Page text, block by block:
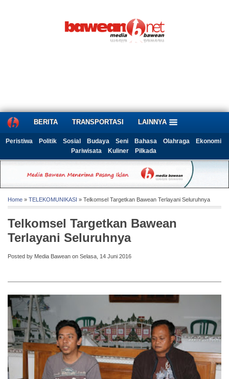
BERITA TRANSPORTASI LAINNYA
Peristiwa Politik Sosial Budaya Seni Bahasa Olahraga
Ekonomi
Pariwisata
Kuliner Pilkada
Home » TELEKOMUNIKASI » Telkomsel Targetkan Bawean Terlayani Seluruhnya
Telkomsel Targetkan Bawean
Terlayani Seluruhnya
Posted by Media Bawean on Selasa, 14 Juni 2016